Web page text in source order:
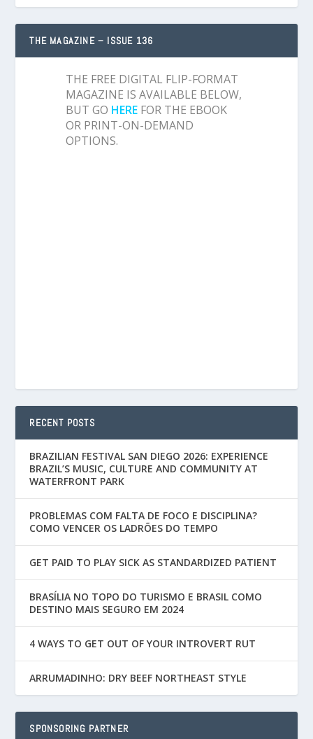
THE MAGAZINE – ISSUE 136
THE FREE DIGITAL FLIP-FORMAT
MAGAZINE IS AVAILABLE BELOW,
BUT GO HERE FOR THE EBOOK
OR PRINT-ON-DEMAND
OPTIONS.
RECENT POSTS
BRAZILIAN FESTIVAL SAN DIEGO 2026: EXPERIENCE
BRAZIL’S MUSIC, CULTURE AND COMMUNITY AT
WATERFRONT PARK
PROBLEMAS COM FALTA DE FOCO E DISCIPLINA?
COMO VENCER OS LADRÕES DO TEMPO
GET PAID TO PLAY SICK AS STANDARDIZED PATIENT
BRASÍLIA NO TOPO DO TURISMO E BRASIL COMO
DESTINO MAIS SEGURO EM 2024
4 WAYS TO GET OUT OF YOUR INTROVERT RUT
ARRUMADINHO: DRY BEEF NORTHEAST STYLE
SPONSORING PARTNER